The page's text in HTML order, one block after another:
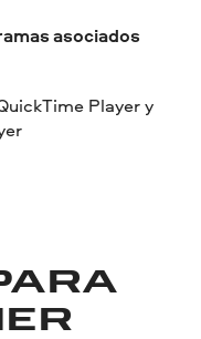
asociados
Player y